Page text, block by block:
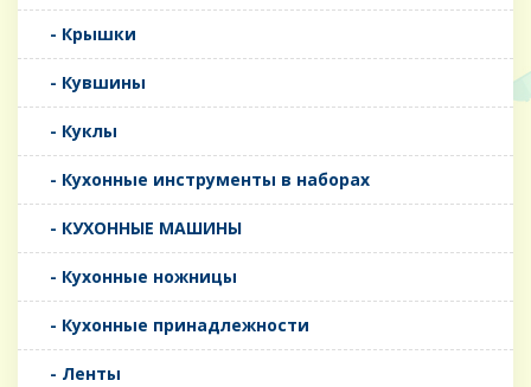
- Крышки
- Кувшины
- Куклы
- Кухонные инструменты в наборах
- КУХОННЫЕ МАШИНЫ
- Кухонные ножницы
- Кухонные принадлежности
- Ленты